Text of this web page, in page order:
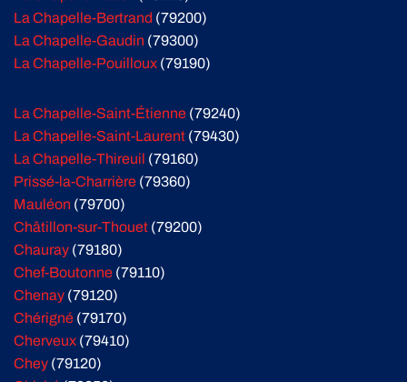
La Chapelle-Bertrand (79200)
La Chapelle-Gaudin (79300)
La Chapelle-Pouilloux (79190)
La Chapelle-Saint-Étienne (79240)
La Chapelle-Saint-Laurent (79430)
La Chapelle-Thireuil (79160)
Prissé-la-Charrière (79360)
Mauléon (79700)
Châtillon-sur-Thouet (79200)
Chauray (79180)
Chef-Boutonne (79110)
Chenay (79120)
Chérigné (79170)
Cherveux (79410)
Chey (79120)